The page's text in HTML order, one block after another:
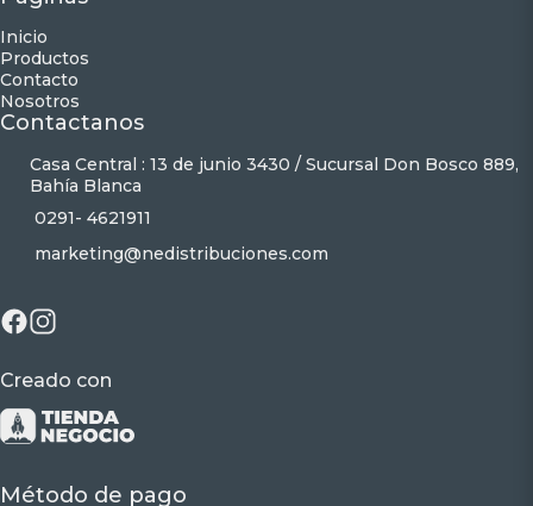
Inicio
Productos
Contacto
Nosotros
Contactanos
Casa Central : 13 de junio 3430 / Sucursal Don Bosco 889,
Bahía Blanca
0291- 4621911
marketing@nedistribuciones.com
Creado con
Método de pago